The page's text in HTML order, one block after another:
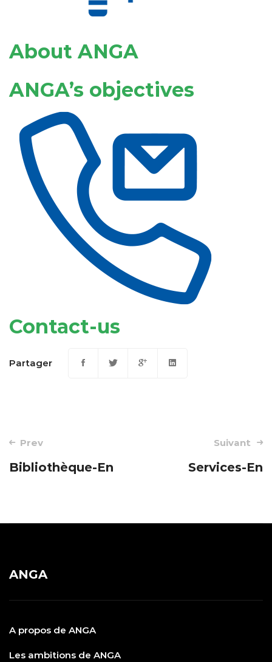
About ANGA
ANGA’s objectives
Contact-us
Partager
Post
navigation
Prev
Bibliothèque-En
Suivant
Services-En
ANGA
A propos de ANGA
Les ambitions de ANGA